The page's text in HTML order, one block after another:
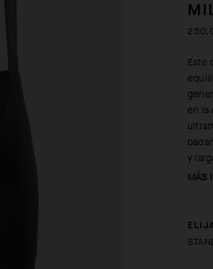
Este
en la
y
MÁS